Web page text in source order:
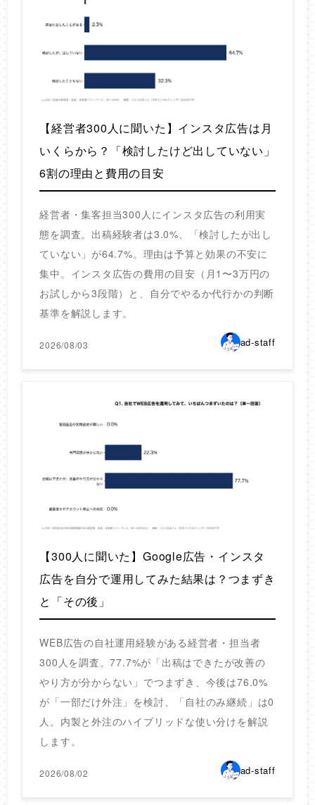
【経営者300人に聞いた】インスタ広告は月
いくらから？「検討したけど出していない」
6割の理由と費用の目安
経営者・集客担当300人にインスタ広告の利用実
態を調査。出稿経験者は3.0%、「検討したが出し
ていない」が64.7%。理由は予算と効果の不安に
集中。インスタ広告の費用の目安（月1〜3万円の
お試しから3段階）と、自分でやるか代行かの判断
基準を解説します。
2026/08/03 ad-staff
【300人に聞いた】Google広告・インスタ
広告を自分で運用してみた結果は？つまずき
と「その後」
WEB広告の自社運用経験がある経営者・担当者
300人を調査。77.7%が「出稿はできたが改善の
やり方が分からない」でつまずき、今後は76.0%
が「一部だけ外注」を検討、「自社のみ継続」は0
人。内製と外注のハイブリッドな使い分けを解説
します。
2026/08/02 ad-staff